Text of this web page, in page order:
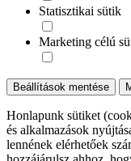
Statisztikai sütik
Marketing célú
Beállítások mentése
Honlapunk sütiket
és alkalmazások
lennének elérhetőek